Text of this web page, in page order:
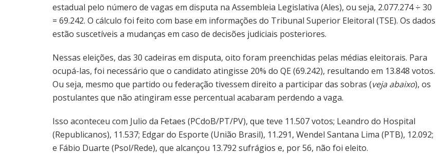
estadual pelo número de vagas em disputa na Assembleia Legislativa (Ales), ou seja, 2.077.274 ÷ 30
= 69.242. O cálculo foi feito com base em informações do Tribunal Superior Eleitoral (TSE). Os dados
estão suscetíveis a mudanças em caso de decisões judiciais posteriores.
Nessas eleições, das 30 cadeiras em disputa, oito foram preenchidas pelas médias eleitorais. Para
ocupá-las, foi necessário que o candidato atingisse 20% do QE (69.242), resultando em 13.848 votos.
Ou seja, mesmo que partido ou federação tivessem direito a participar das sobras (veja abaixo), os
postulantes que não atingiram esse percentual acabaram perdendo a vaga.
Isso aconteceu com Julio da Fetaes (PCdoB/PT/PV), que teve 11.507 votos; Leandro do Hospital
(Republicanos), 11.537; Edgar do Esporte (União Brasil), 11.291, Wendel Santana Lima (PTB), 12.092;
e Fábio Duarte (Psol/Rede), que alcançou 13.792 sufrágios e, por 56, não foi eleito.